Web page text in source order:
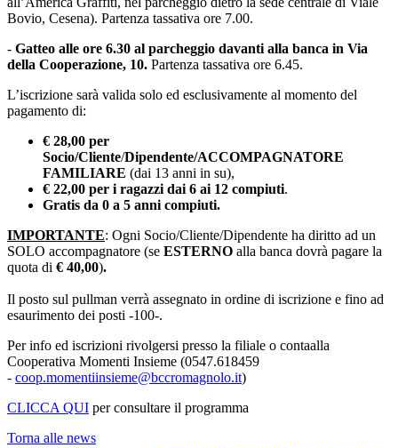
Bovio, Cesena). Partenza tassativa ore 7.00.
- Gatteo alle ore 6.30 al parcheggio davanti alla banca in Via
della Cooperazione, 10. Partenza tassativa ore 6.45.
L’iscrizione sarà valida solo ed esclusivamente al momento del
pagamento di:
€ 28,00 per
Socio/Cliente/Dipendente/ACCOMPAGNATORE
FAMILIARE (dai 13 anni in su),
€ 22,00 per i ragazzi dai 6 ai 12 compiuti.
Gratis da 0 a 5 anni compiuti.
IMPORTANTE: Ogni Socio/Cliente/Dipendente ha diritto ad un
SOLO accompagnatore (se ESTERNO alla banca dovrà pagare la
quota di € 40,00).
Il posto sul pullman verrà assegnato in ordine di iscrizione e fino ad
esaurimento dei posti -100-.
Per info ed iscrizioni rivolgersi presso la filiale o contaalla
Cooperativa Momenti Insieme (0547.618459
- coop.momentiinsieme@bccromagnolo.it)
CLICCA QUI per consultare il programma
Torna alle news